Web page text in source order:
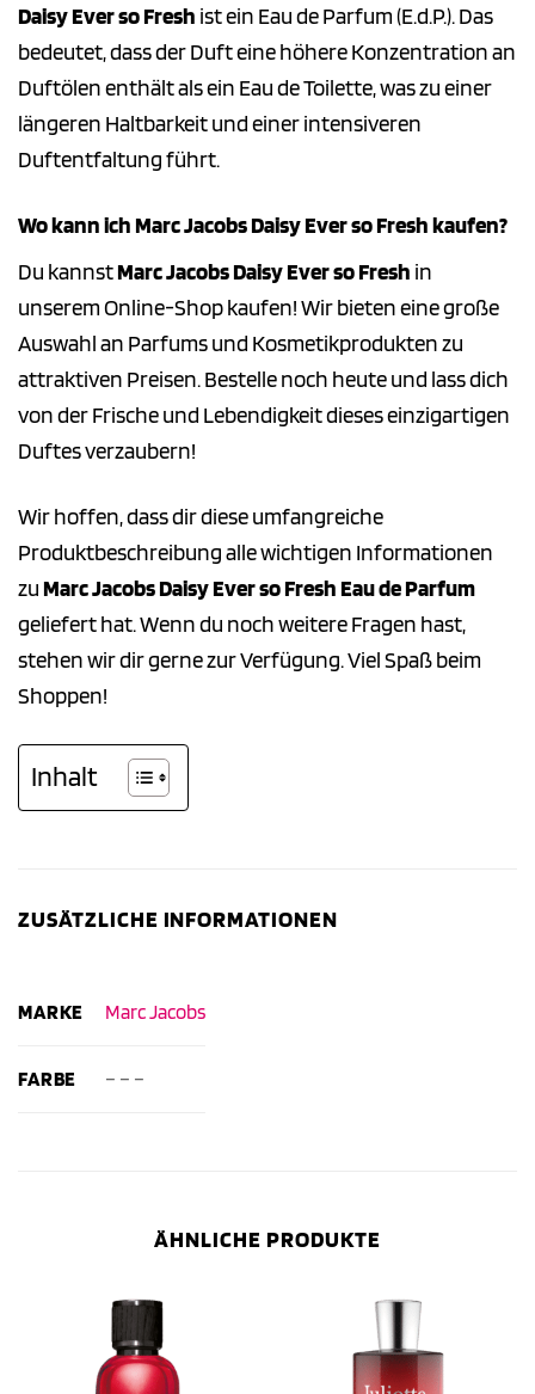
Daisy Ever so Fresh ist ein Eau de Parfum (E.d.P.). Das
bedeutet, dass der Duft eine höhere Konzentration an
Duftölen enthält als ein Eau de Toilette, was zu einer
längeren Haltbarkeit und einer intensiveren
Duftentfaltung führt.
Wo kann ich Marc Jacobs Daisy Ever so Fresh kaufen?
Du kannstMarc Jacobs Daisy Ever so Fresh in
unserem Online-Shop kaufen! Wir bieten eine große
Auswahl an Parfums und Kosmetikprodukten zu
attraktiven Preisen. Bestelle noch heute und lass dich
von der Frische und Lebendigkeit dieses einzigartigen
Duftes verzaubern!
Wir hoffen, dass dir diese umfangreiche
Produktbeschreibung alle wichtigen Informationen
zuMarc Jacobs Daisy Ever so Fresh Eau de Parfum
geliefert hat. Wenn du noch weitere Fragen hast,
stehen wir dir gerne zur Verfügung. Viel Spaß beim
Shoppen!
Inhalt
ZUSÄTZLICHE INFORMATIONEN
MARKE Marc Jacobs
FARBE – – –
ÄHNLICHE PRODUKTE